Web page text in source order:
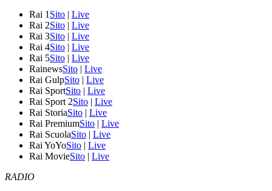
Rai 1 Sito | Live
Rai 2Sito | Live
Rai 3Sito | Live
Rai 4Sito | Live
Rai 5Sito | Live
RainewsSito | Live
Rai GulpSito | Live
Rai SportSito | Live
Rai Sport 2Sito | Live
Rai StoriaSito | Live
Rai PremiumSito | Live
Rai ScuolaSito | Live
Rai YoYoSito | Live
Rai MovieSito | Live
RADIO